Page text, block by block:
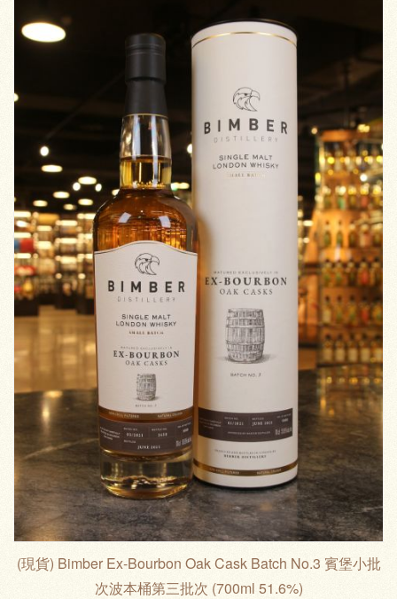
(現貨) Bimber Ex-Bourbon Oak Cask Batch No.3 賓堡小批
次波本桶第三批次 (700ml 51.6%)